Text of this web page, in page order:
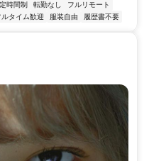
時間制 転勤なし
フルリモート
ルタイム歓迎 服装自由 履歴書不要